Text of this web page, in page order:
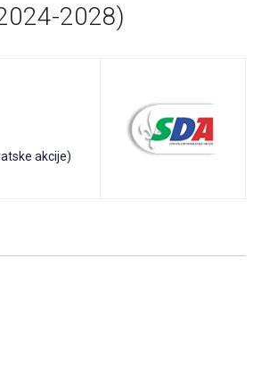
2028)
akcije)